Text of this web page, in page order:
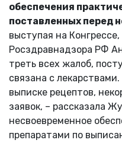
обеспечения
поставленных перед
выступая на
Росздравнадзора РФ
треть всех жалоб,
связана с
выписке рецептов,
заявок, – рассказала
несвоевременное
препаратами по